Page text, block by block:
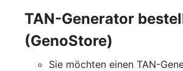
TAN-Generator
(GenoStore)
Sie möchten einen TAN-